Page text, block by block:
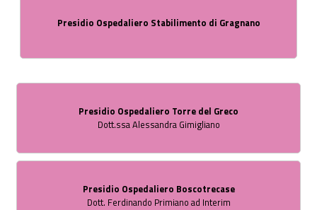
Presidio Ospedaliero Stabilimento di Gragnano
Presidio Ospedaliero Torre del Greco
Dott.ssa Alessandra Gimigliano
Presidio Ospedaliero Boscotrecase
Dott. Ferdinando Primiano ad Interim